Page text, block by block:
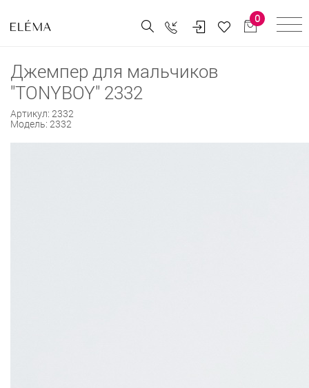
0
Джемпер для мальчиков
"TONYBOY" 2332
Артикул: 2332
Модель: 2332